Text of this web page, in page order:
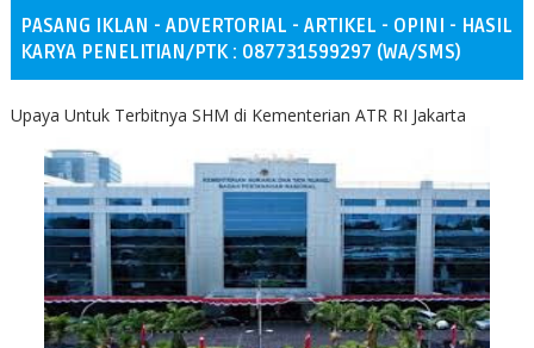
PASANG IKLAN - ADVERTORIAL - ARTIKEL - OPINI - HASIL
KARYA PENELITIAN/PTK : 087731599297 (WA/SMS)
Upaya Untuk Terbitnya SHM di Kementerian ATR RI Jakarta